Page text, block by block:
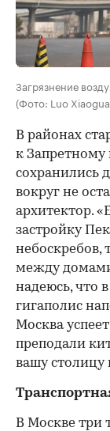
Загрязнение
(Фото: Luo
В районах
к Запретному
сохранились
вокруг не
архитектор.
застройку
небоскребов,
между
надеюсь, что
гигаполис
Москва
преподали
вашу столицу
В Москве три